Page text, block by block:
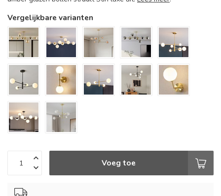
Vergelijkbare varianten
Voeg toe